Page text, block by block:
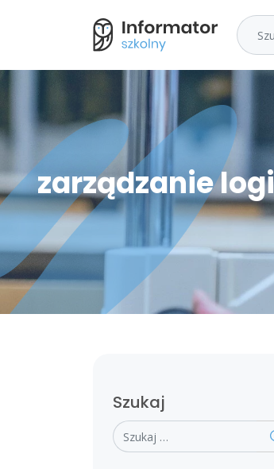
Szukaj
zarządzanie
Szukaj
Szukaj